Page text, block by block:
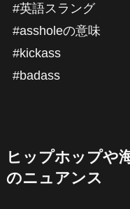
#英語スラング
#assholeの意味
#kickass
#badass
ヒップホップや
のニュアンス